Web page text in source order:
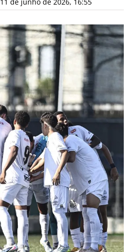
11 de junho de 2026, 16:55